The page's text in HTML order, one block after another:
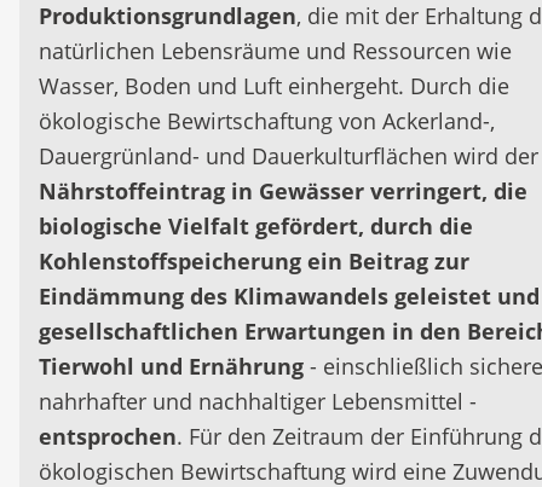
Produktionsgrundlagen, die mit der Erhaltung
natürlichen Lebensräume und Ressourcen wie
Wasser, Boden und Luft einhergeht. Durch die
ökologische Bewirtschaftung von Ackerland-,
Dauergrünland- und Dauerkulturflächen wird der
Nährstoffeintrag in Gewässer verringert, die
biologische Vielfalt gefördert, durch die
Kohlenstoffspeicherung ein Beitrag zur
Eindämmung des Klimawandels geleistet
gesellschaftlichen Erwartungen in den
Tierwohl und Ernährung - einschließlich
nahrhafter und nachhaltiger Lebensmittel -
entsprochen. Für den Zeitraum der Einführung
ökologischen Bewirtschaftung wird eine